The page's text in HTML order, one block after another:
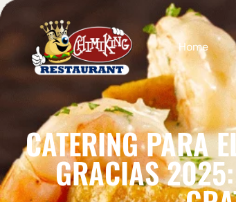
Home
CATERING PARA
GRACIAS